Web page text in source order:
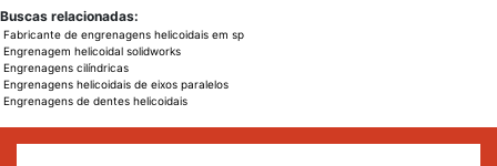
Buscas relacionadas:
Fabricante de engrenagens helicoidais em sp
Engrenagem helicoidal solidworks
Engrenagens cilíndricas
Engrenagens helicoidais de eixos paralelos
Engrenagens de dentes helicoidais